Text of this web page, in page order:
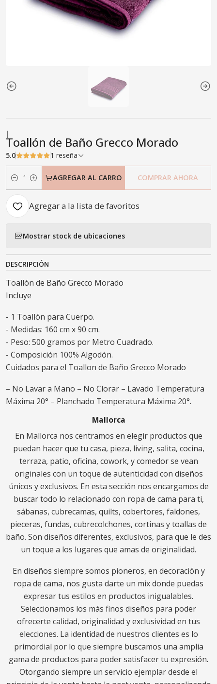
|
Toallón de Baño Grecco Morado
5.0 1 reseña
Cantidad
AGREGAR AL CARRO COMPRAR AHORA
Agregar a la lista de favoritos
Mostrar stock de ubicaciones
DESCRIPCIÓN
Toallón de Baño Grecco Morado
Incluye
- 1 Toallón para Cuerpo.
- Medidas: 160 cm x 90 cm.
- Peso: 500 gramos por Metro Cuadrado.
- Composición 100% Algodón.
Cuidados para el Toallon de Baño Grecco Morado
– No Lavar a Mano – No Clorar – Lavado Temperatura
Máxima 20° – Planchado Temperatura Máxima 20°.
Mallorca
En Mallorca nos centramos en elegir productos que
puedan hacer que tu casa, pieza, living, salita, cocina,
terraza, patio, oficina, cowork, y comedor se vean
originales con un toque de autenticidad con diseños
únicos y exclusivos. En esta sección nos encargamos de
buscar todo lo relacionado con ropa de cama para ti,
sábanas, cubrecamas, quilts, cobertores, faldones,
pieceras, fundas, cubrecolchones, cortinas y toallas de
baño. Son diseños diferentes, exclusivos, para que le des
un toque a los lugares que amas de originalidad.
En diseños siempre somos pioneros, en decoración y
ropa de cama, nos gusta darte un mix donde puedas
expresar tus estilos en productos inigualables.
Seleccionamos los más finos diseños para poder
ofrecerte calidad, originalidad y exclusividad en tus
elecciones. La identidad de nuestros clientes es lo
primordial por lo que siempre buscamos una amplia
gama de productos para poder satisfacer tu expresión.
Otorgando siempre un servicio ejemplar desde el